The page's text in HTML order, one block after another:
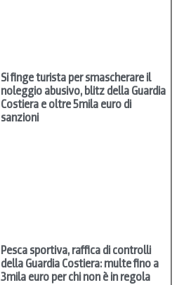
Si finge turista per smascherare il
noleggio abusivo, blitz della Guardia
Costiera e oltre 5mila euro di
sanzioni
Pesca sportiva, raffica di controlli
della Guardia Costiera: multe fino a
3mila euro per chi non è in regola